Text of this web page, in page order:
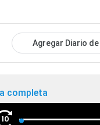
Agregar Diario de
completa
10